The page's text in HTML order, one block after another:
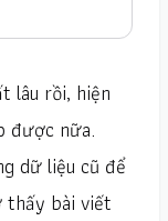
lâu rồi, hiện
được nữa.
dữ liệu cũ để
thấy bài viết